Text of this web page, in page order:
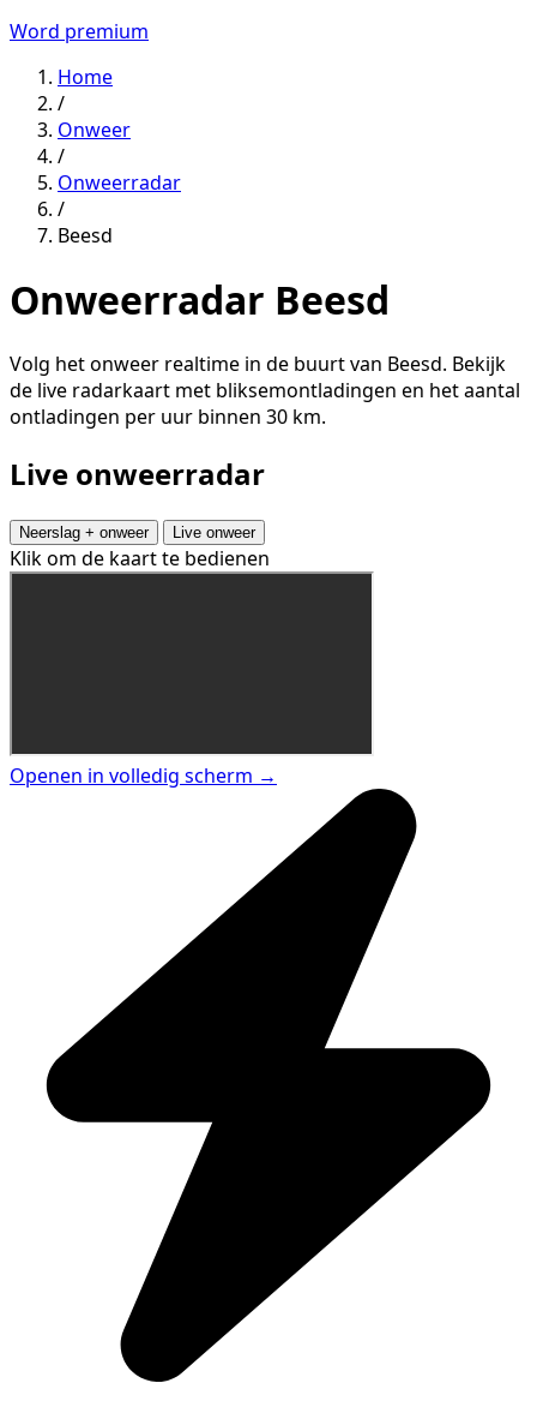
Word premium
Home
/
Onweer
/
Onweerradar
/
Beesd
Onweerradar Beesd
Volg het onweer realtime in de buurt van Beesd. Bekijk
de live radarkaart met bliksemontladingen en het aantal
ontladingen per uur binnen 30 km.
Live onweerradar
Neerslag + onweer Live onweer
Klik om de kaart te bedienen
Openen in volledig scherm →